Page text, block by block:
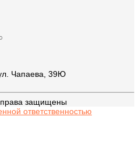
ул. Чапаева, 39Ю
защищены
ответственностью